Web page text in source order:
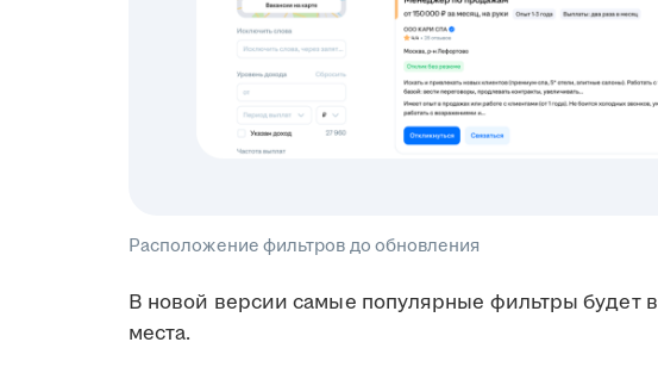
Расположение фильтров до обновления
В новой версии самые популярные фильтры будет
места.